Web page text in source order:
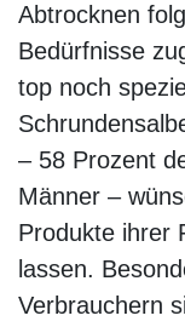
Abtrocknen
Bedürfnisse
top noch
– 58 Prozent
Männer –
Produkte ihrer
lassen.
Verbrauchern